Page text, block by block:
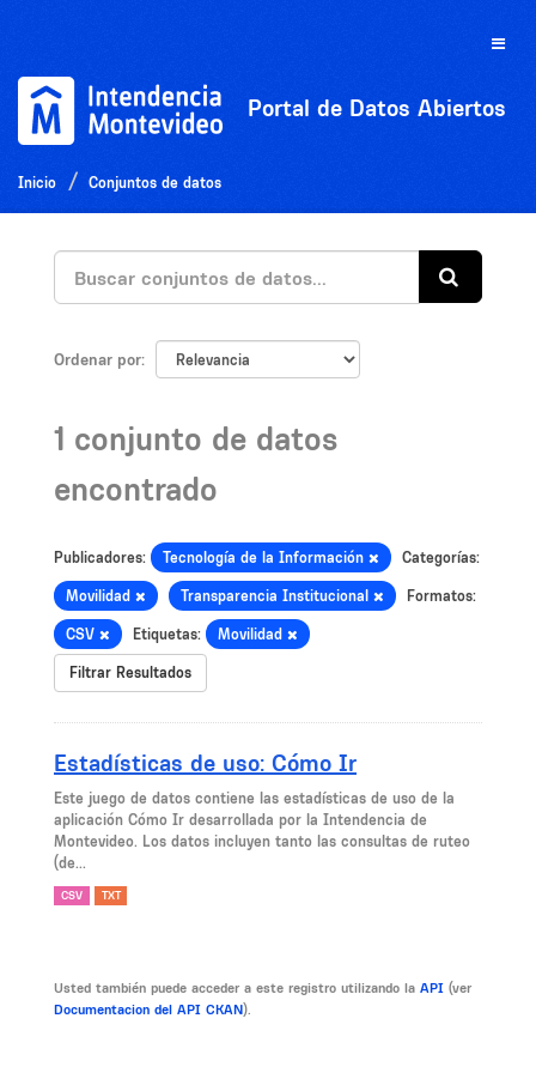
Toggle
Portal de Datos Abiertos
Inicio Conjuntos de datos
Ordenar por
1 conjunto de datos
encontrado
Publicadores: Tecnología de la Información Categorías:
Movilidad Transparencia Institucional Formatos:
CSV Etiquetas: Movilidad
Filtrar Resultados
Estadísticas de uso: Cómo Ir
Este juego de datos contiene las estadísticas de uso de la
aplicación Cómo Ir desarrollada por la Intendencia de
Montevideo. Los datos incluyen tanto las consultas de ruteo
(de...
CSV TXT
Usted también puede acceder a este registro utilizando la API (ver
Documentacion del API CKAN).